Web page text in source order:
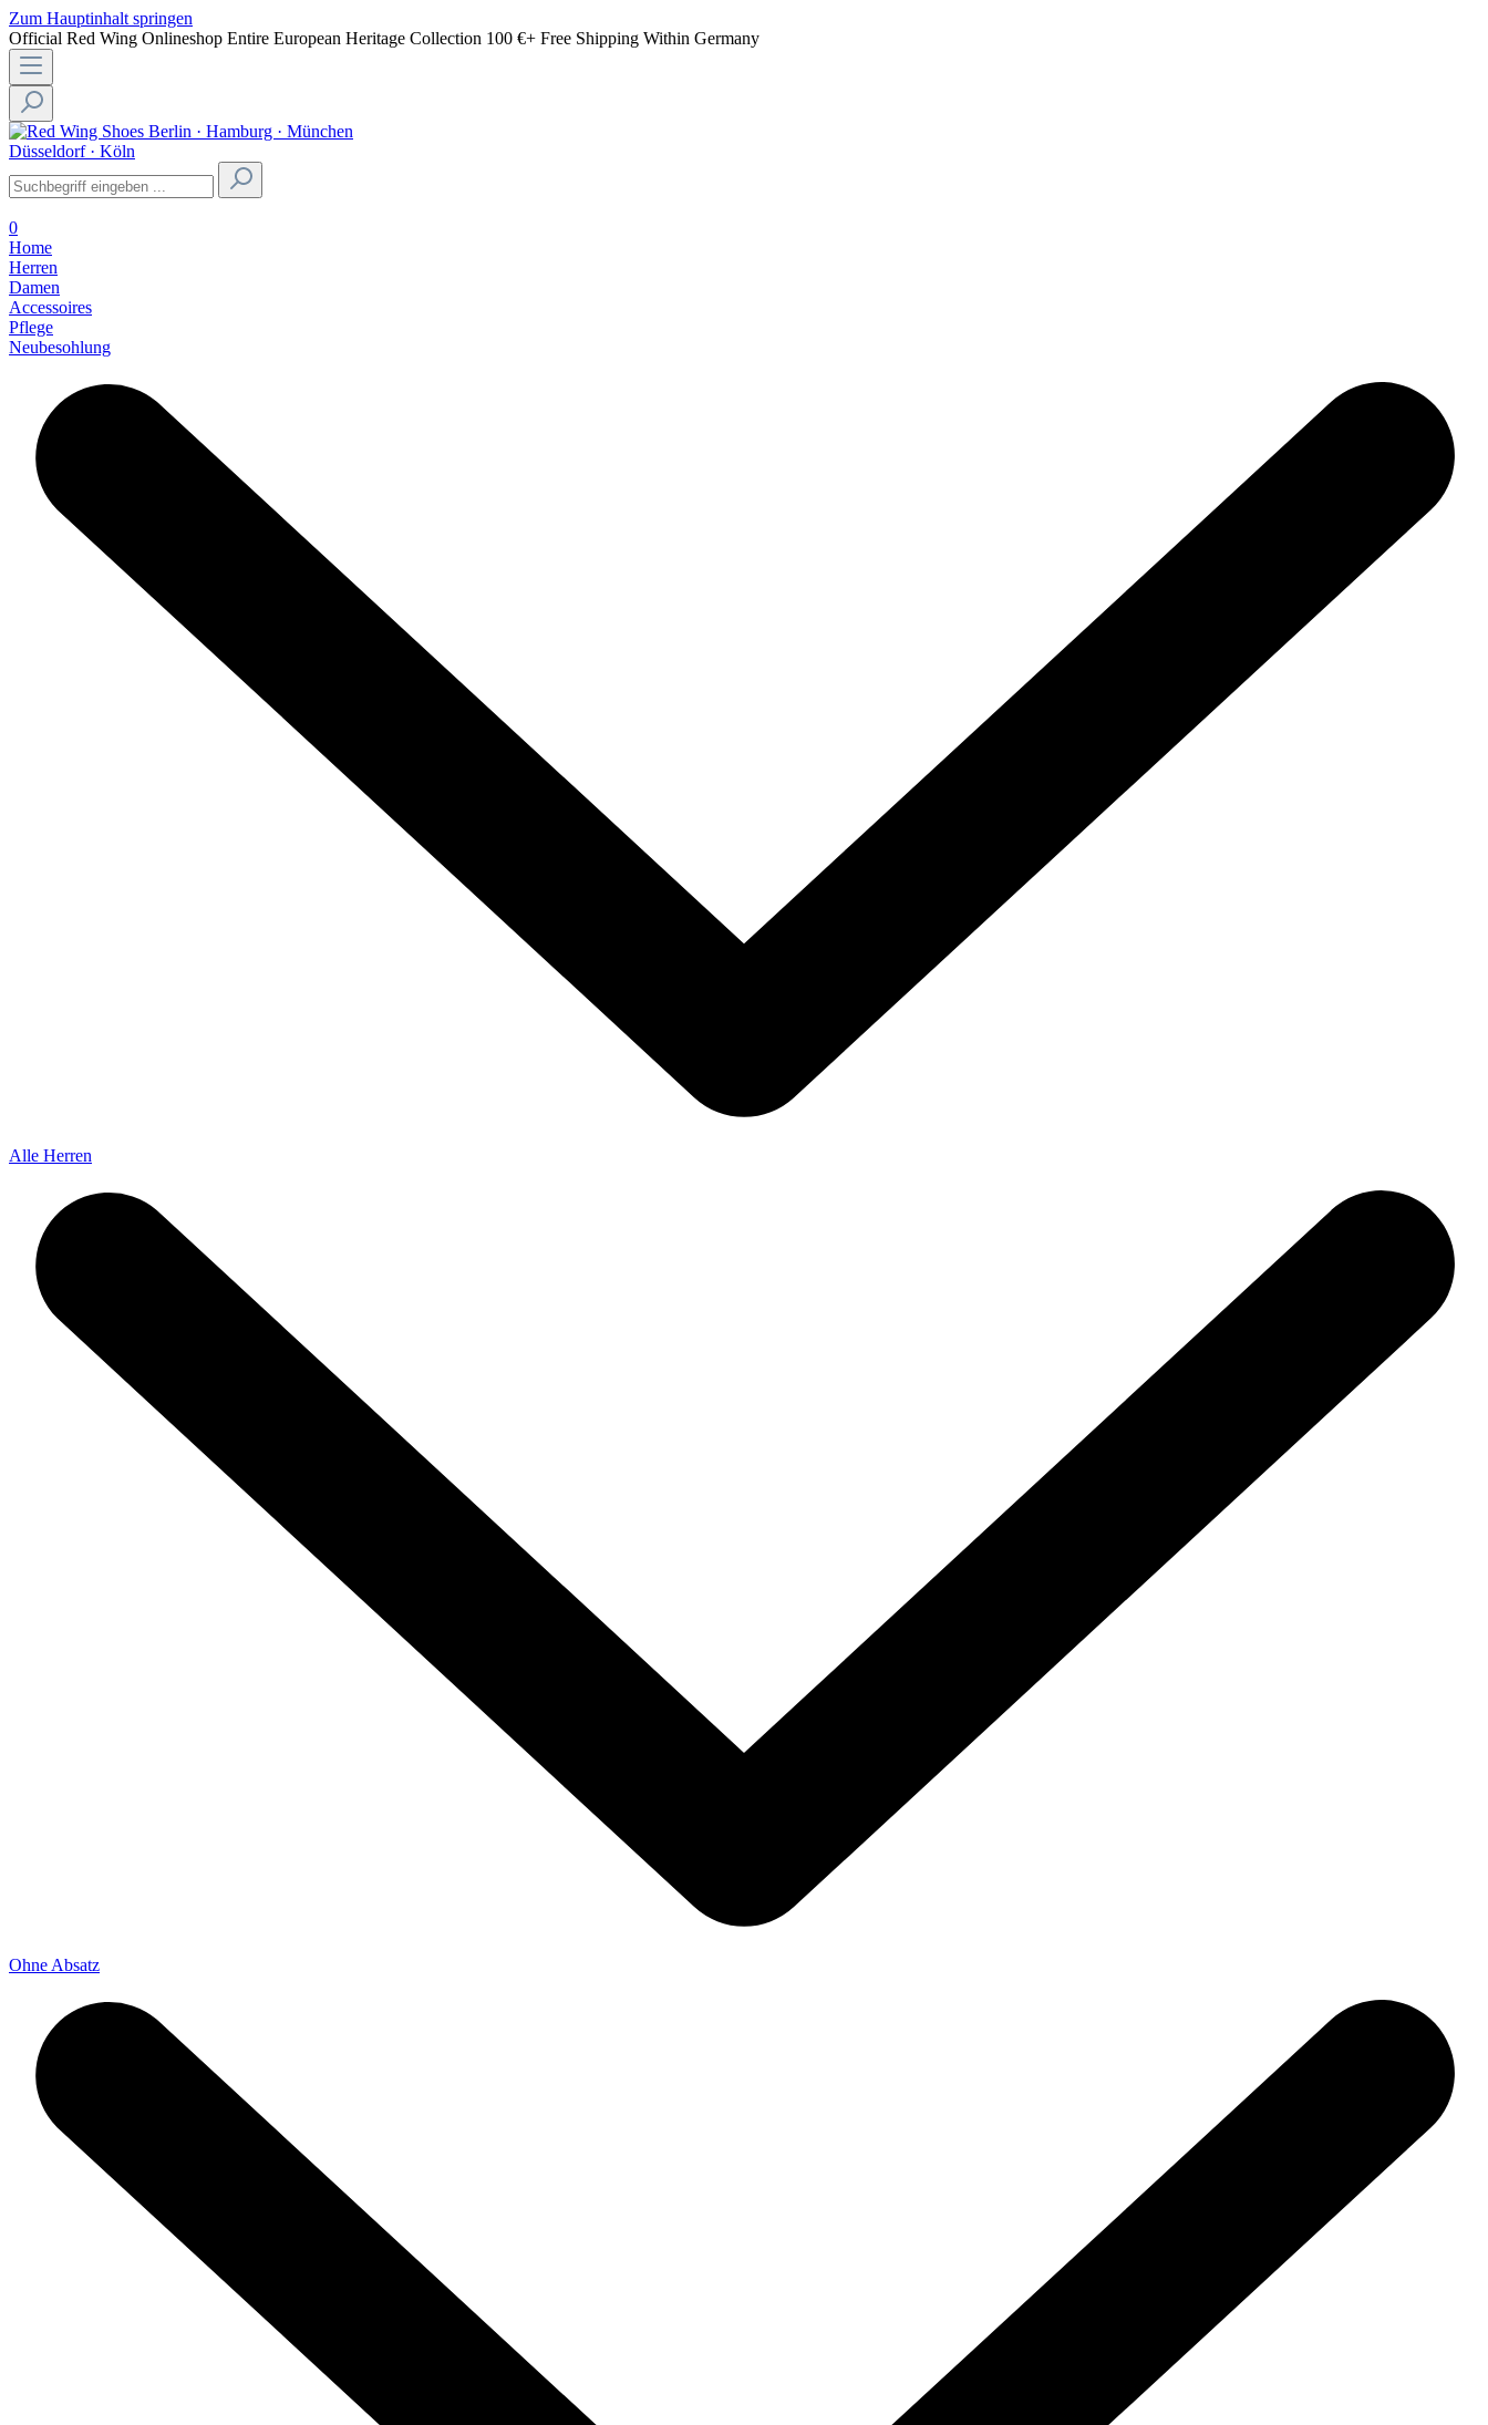
Zum Hauptinhalt springen
Official Red Wing Onlineshop Entire European Heritage Collection 100 €+ Free Shipping Within Germany
Berlin · Hamburg · München
Düsseldorf · Köln
0
Home
Herren
Damen
Accessoires
Pflege
Neubesohlung
Alle Herren
Ohne Absatz